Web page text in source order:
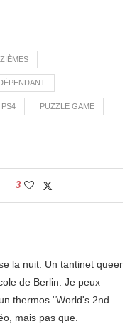
PS4 PUZZLE GAME
3
la nuit. Un tantinet queer
de Berlin. Je peux
thermos "World's 2nd
mais pas que.